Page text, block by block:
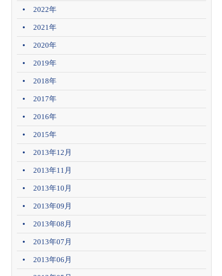
2022年
2021年
2020年
2019年
2018年
2017年
2016年
2015年
2013年12月
2013年11月
2013年10月
2013年09月
2013年08月
2013年07月
2013年06月